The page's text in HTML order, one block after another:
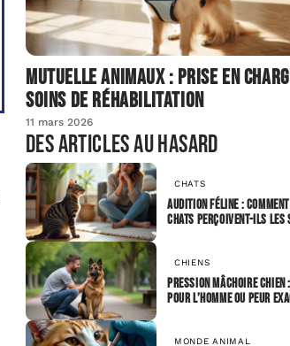
Mutuelle animaux : prise en
soins de réhabilitation
11 mars 2026
Des articles au hasard
CHATS
Audition féline :
chats perçoivent-ils les
CHIENS
Pression mâchoire chien
pour l’homme ou peur
MONDE ANIMAL